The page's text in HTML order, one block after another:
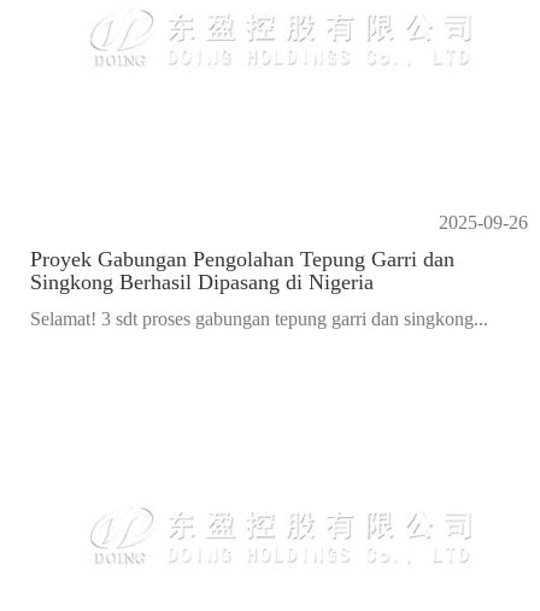
2025-09-26
Proyek Gabungan Pengolahan Tepung Garri dan
Singkong Berhasil Dipasang di Nigeria
Selamat! 3 sdt proses gabungan tepung garri dan singkong...